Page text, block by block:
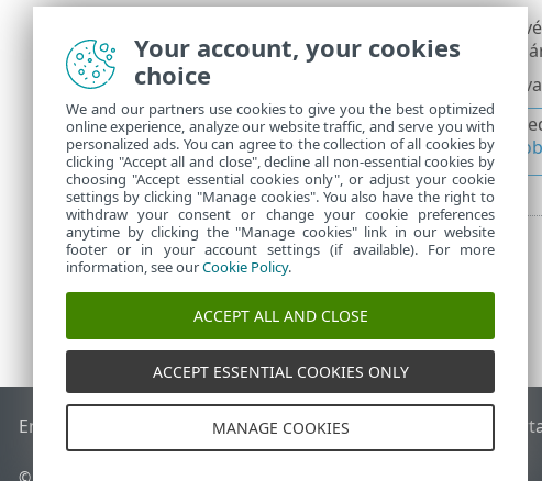
Ak je toto vaše
inštalačného
Predvolený
Ak sa vám
Riešenie
End of Life Databáza znalostí ESETESET Fórum ESET Status
Your account, your cookies
choice
We and our partners use cookies to give you the best optimized
online experience, analyze our website traffic, and serve you with
personalized ads. You can agree to the collection of all cookies by
clicking "Accept all and close", decline all non-essential cookies by
choosing "Accept essential cookies only", or adjust your cookie
settings by clicking "Manage cookies". You also have the right to
withdraw your consent or change your cookie preferences
anytime by clicking the "Manage cookies" link in our website
footer or in your account settings (if available). For more
information, see ourCookie Policy.
ACCEPT ALL AND CLOSE
ACCEPT ESSENTIAL COOKIES ONLY
MANAGE COOKIES